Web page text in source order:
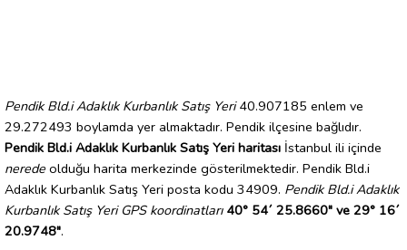
Pendik Bld.i Adaklık Kurbanlık Satış Yeri40.907185 enlem ve
29.272493 boylamda yer almaktadır. Pendik ilçesine bağlıdır.
Pendik Bld.i Adaklık Kurbanlık Satış Yeri haritası İstanbul ili içinde
nerede olduğu harita merkezinde gösterilmektedir. Pendik Bld.i
Adaklık Kurbanlık Satış Yeri posta kodu 34909. Pendik Bld.i Adaklık
Kurbanlık Satış Yeri GPS koordinatları 40° 54´ 25.8660" ve 29° 16´
20.9748".